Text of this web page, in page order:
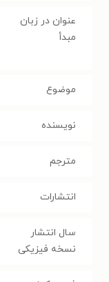
عنوان در زبان
مبدأ
موضوع
نویسنده
مترجم
انتشارات
سال انتشار
نسخه فیزیکی